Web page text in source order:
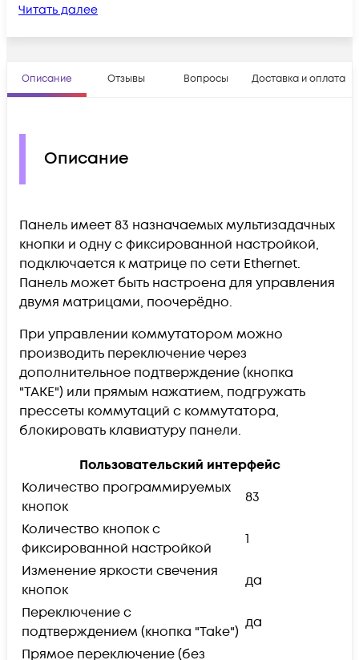
Читать далее
Описание Отзывы Вопросы Доставка и оплата
Описание
Панель имеет 83 назначаемых мультизадачных
кнопки и одну с фиксированной настройкой,
подключается к матрице по сети Ethernet.
Панель может быть настроена для управления
двумя матрицами, поочерёдно.
При управлении коммутатором можно
производить переключение через
дополнительное подтверждение (кнопка
"TAKE") или прямым нажатием, подгружать
прессеты коммутаций с коммутатора,
блокировать клавиатуру панели.
Пользовательский интерфейс
Количество программируемых
кнопок
83
Количество кнопок с
фиксированной настройкой
1
Изменение яркости свечения
кнопок
да
Переключение с
подтверждением (кнопка "Take")
да
Прямое переключение (без